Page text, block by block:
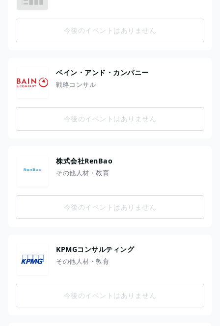
今後のイベントはありません
ベイン・アンド・カンパニー
戦略コンサル
今後のイベントはありません
株式会社RenBao
その他人材・教育
今後のイベントはありません
KPMGコンサルティング
その他人材・教育
今後のイベントはありません